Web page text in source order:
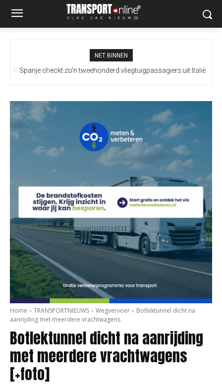
NET BINNEN
Spanje checkt zo’n tweehonderd vliegtuigpassagiers uit Italië
Home TRANSPORTNIEUWS Wegvervoer
Botlektunnel dicht na
aanrijding met meerdere vrachtwagens
Botlektunnel dicht na aanrijding
met meerdere vrachtwagens
[+foto]